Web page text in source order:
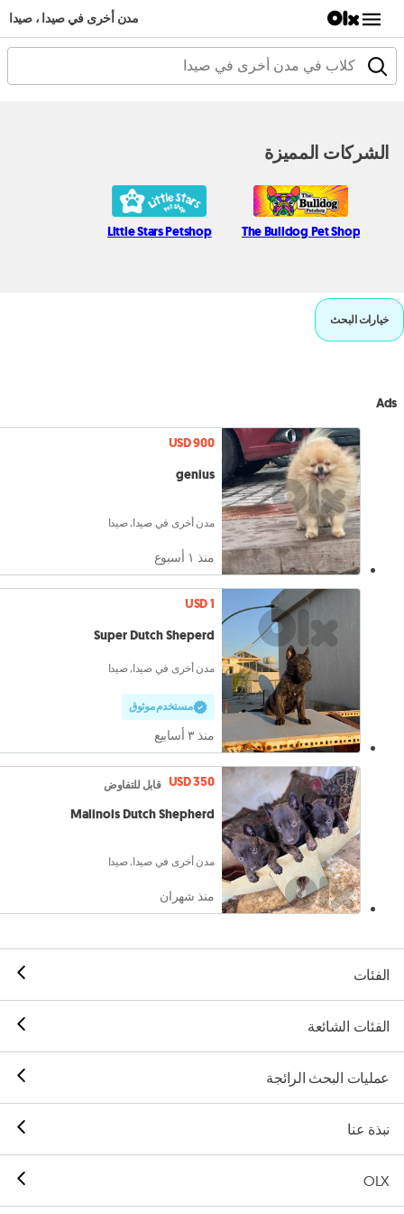
مدن أخرى في صيدا ، صيدا
الشركات المميزة
The Bulldog Pet Shop
Little Stars Petshop
خيارات البحث
Ads
USD 900
genius
مدن أخرى في صيدا, صيدا
منذ ١ أسبوع
USD 1
Super Dutch Sheperd
مدن أخرى في صيدا, صيدا
مستخدم موثوق
منذ ٣ أسابيع
USD 350 قابل للتفاوض
Malinois Dutch Shepherd
مدن أخرى في صيدا, صيدا
منذ شهران
الفئات
الفئات الشائعة
عمليات البحث الرائجة
نبذة عنا
OLX